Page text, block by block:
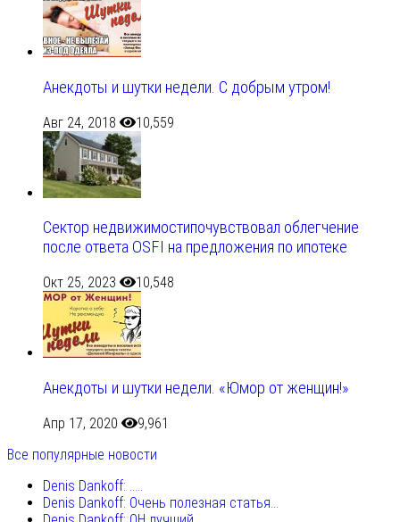
Анекдоты и шутки недели. С добрым утром!
Авг 24, 2018 10,559
Сектор недвижимостипочувствовал облегчение
после ответа OSFI на предложения по ипотеке
Окт 25, 2023 10,548
Анекдоты и шутки недели. «Юмор от женщин!»
Апр 17, 2020
9,961
Все популярные новости
Denis Dankoff: .....
Denis Dankoff: Очень полезная статья...